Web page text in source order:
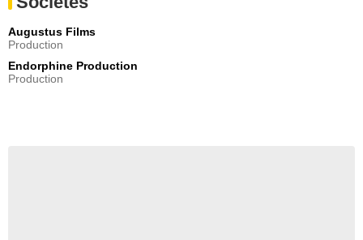
Augustus Films
Production
Endorphine Production
Production